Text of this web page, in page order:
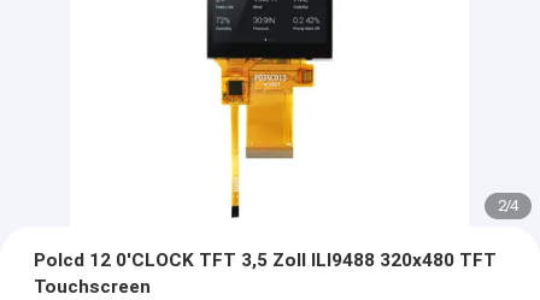
2/4
Polcd 12 0'CLOCK TFT 3,5 Zoll ILI9488 320x480 TFT
Touchscreen